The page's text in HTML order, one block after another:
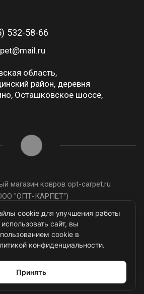
532-58-66
область,
район, деревня
Осташковское шоссе,
магазин ковров opt-carpet.ru
"ОПТ-КАРПЕТ")
ИНН: 7743907105
cookie для улучшения работы
сайт, вы
cookie в
конфиденциальности.
Принять